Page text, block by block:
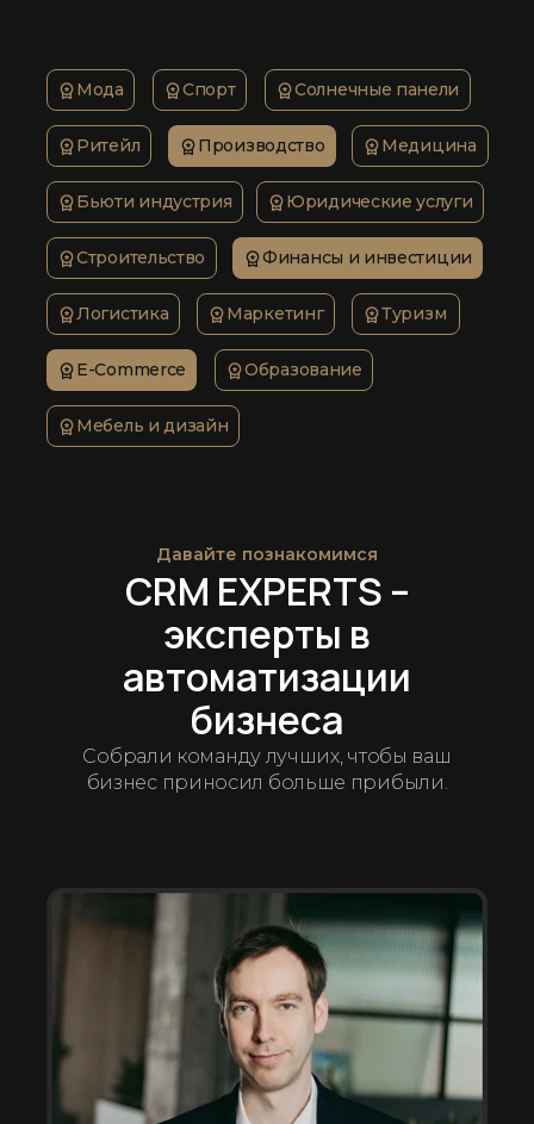
Образование
Логистика
Медицина
Финансы и инвестиции
Туризм
Юридические услуги
Мебель и дизайн
Маркетинг
Солнечные панели
Строительство
Бьюти индустрия
Производство
Ритейл
E-Commerce
Спорт
Мода
Давайте познакомимся
CRM EXPERTS –
эксперты в
автоматизации
бизнеса
Собрали команду лучших, чтобы ваш
бизнес приносил больше прибыли.